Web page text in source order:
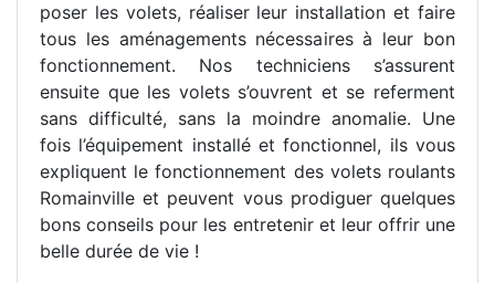
poser les volets, réaliser leur installation et faire
tous les aménagements nécessaires à leur bon
fonctionnement. Nos techniciens s’assurent
ensuite que les volets s’ouvrent et se referment
sans difficulté, sans la moindre anomalie. Une
fois l’équipement installé et fonctionnel, ils vous
expliquent le fonctionnement des volets roulants
Romainville et peuvent vous prodiguer quelques
bons conseils pour les entretenir et leur offrir une
belle durée de vie !